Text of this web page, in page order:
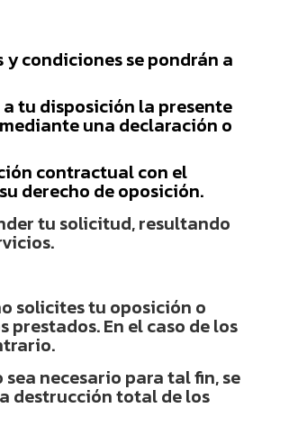
condiciones se pondrán a
tu disposición la presente
una declaración o
contractual con el
derecho de oposición.
tu solicitud, resultando
solicites tu oposición o
En el caso de los
necesario para tal fin, se
destrucción total de los